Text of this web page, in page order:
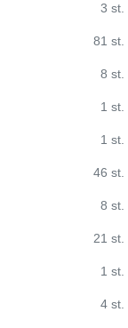
3 st.
81 st.
8 st.
1 st.
1 st.
46 st.
8 st.
21 st.
1 st.
4 st.